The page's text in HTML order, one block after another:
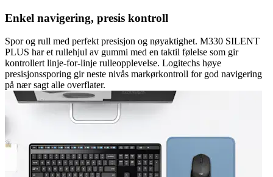
Enkel navigering, presis kontroll
Spor og rull med perfekt presisjon og nøyaktighet. M330 SILENT
PLUS har et rullehjul av gummi med en taktil følelse som gir
kontrollert linje-for-linje rulleopplevelse. Logitechs høye
presisjonssporing gir neste nivås markørkontroll for god navigering
på nær sagt alle overflater.